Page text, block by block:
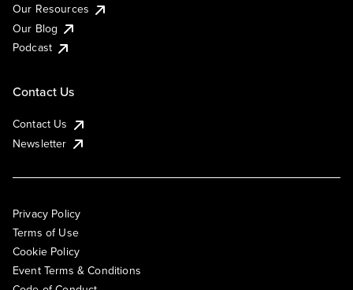
Our Resources
Our Blog
Podcast
Contact Us
Contact Us
Newsletter
Privacy Policy
Terms of Use
Cookie Policy
Event Terms & Conditions